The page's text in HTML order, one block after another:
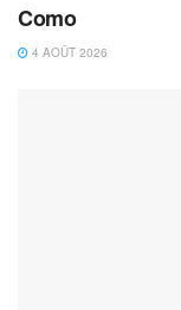
Como
4 AOÛT 2026